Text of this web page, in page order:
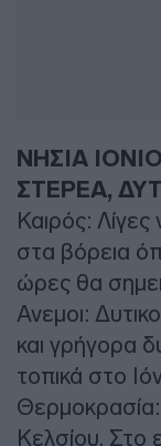
ΝΗΣΙΑ
ΣΤΕΡΕΑ,
Καιρός:
στα βόρεια
ώρες θα
Ανεμοι:
και γρήγορα
τοπικά στο
Κελσίου. Στο